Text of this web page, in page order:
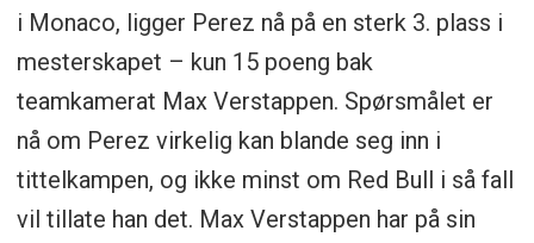
i Monaco, ligger Perez nå på en sterk 3. plass i
mesterskapet – kun 15 poeng bak
teamkamerat Max Verstappen. Spørsmålet er
nå om Perez virkelig kan blande seg inn i
tittelkampen, og ikke minst om Red Bull i så fall
vil tillate han det. Max Verstappen har på sin